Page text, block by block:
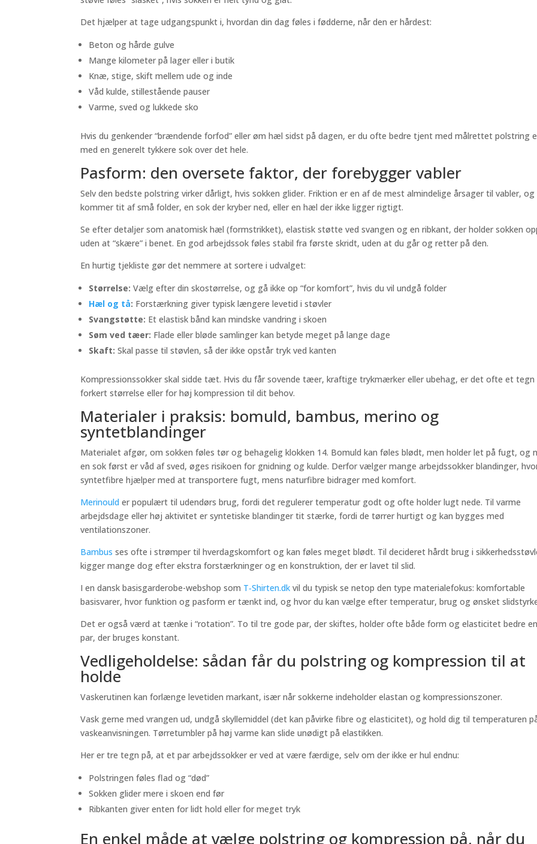
Det hjælper at tage udgangspunkt i, hvordan din dag føles i fødderne, når den er hårdest:
Beton og hårde gulve
Mange kilometer på lager eller i butik
Knæ, stige, skift mellem ude og inde
Våd kulde, stillestående pauser
Varme, sved og lukkede sko
Hvis du genkender “brændende forfod” eller øm hæl sidst på dagen, er du ofte bedre tjent med målrettet polstring
med en generelt tykkere sok over det hele.
Pasform: den oversete faktor, der forebygger vabler
Selv den bedste polstring virker dårligt, hvis sokken glider. Friktion er en af de mest almindelige årsager til vabler, og
kommer tit af små folder, en sok der kryber ned, eller en hæl der ikke ligger rigtigt.
Se efter detaljer som anatomisk hæl (formstrikket), elastisk støtte ved svangen og en ribkant, der holder sokken
uden at “skære” i benet. En god arbejdssok føles stabil fra første skridt, uden at du går og retter på den.
En hurtig tjekliste gør det nemmere at sortere i udvalget:
Størrelse: Vælg efter din skostørrelse, og gå ikke op “for komfort”, hvis du vil undgå folder
Hæl og tå: Forstærkning giver typisk længere levetid i støvler
Svangstøtte: Et elastisk bånd kan mindske vandring i skoen
Søm ved tæer: Flade eller bløde samlinger kan betyde meget på lange dage
Skaft: Skal passe til støvlen, så der ikke opstår tryk ved kanten
Kompressionssokker skal sidde tæt. Hvis du får sovende tæer, kraftige trykmærker eller ubehag, er det ofte et tegn
forkert størrelse eller for høj kompression til dit behov.
Materialer i praksis: bomuld, bambus, merino og
syntetblandinger
Materialet afgør, om sokken føles tør og behagelig klokken 14. Bomuld kan føles blødt, men holder let på fugt, og
en sok først er våd af sved, øges risikoen for gnidning og kulde. Derfor vælger mange arbejdssokker blandinger,
syntetfibre hjælper med at transportere fugt, mens naturfibre bidrager med komfort.
Merinould er populært til udendørs brug, fordi det regulerer temperatur godt og ofte holder lugt nede. Til varme
arbejdsdage eller høj aktivitet er syntetiske blandinger tit stærke, fordi de tørrer hurtigt og kan bygges med
ventilationszoner.
Bambus ses ofte i strømper til hverdagskomfort og kan føles meget blødt. Til decideret hårdt brug i
kigger mange dog efter ekstra forstærkninger og en konstruktion, der er lavet til slid.
I en dansk basisgarderobe-webshop som T‑Shirten.dk vil du typisk se netop den type materialefokus: komfortable
basisvarer, hvor funktion og pasform er tænkt ind, og hvor du kan vælge efter temperatur, brug og ønsket
Det er også værd at tænke i “rotation”. To til tre gode par, der skiftes, holder ofte både form og elasticitet bedre
par, der bruges konstant.
Vedligeholdelse: sådan får du polstring og kompression til at
holde
Vaskerutinen kan forlænge levetiden markant, især når sokkerne indeholder elastan og kompressionszoner.
Vask gerne med vrangen ud, undgå skyllemiddel (det kan påvirke fibre og elasticitet), og hold dig til temperaturen
vaskeanvisningen. Tørretumbler på høj varme kan slide unødigt på elastikken.
Her er tre tegn på, at et par arbejdssokker er ved at være færdige, selv om der ikke er hul endnu:
Polstringen føles flad og “død”
Sokken glider mere i skoen end før
Ribkanten giver enten for lidt hold eller for meget tryk
En enkel måde at vælge polstring og kompression på, når du